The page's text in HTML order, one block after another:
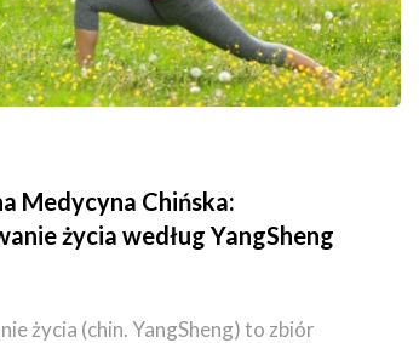
Medycyna Chińska:
życia według YangSheng
życia (chin. YangSheng) to zbiór